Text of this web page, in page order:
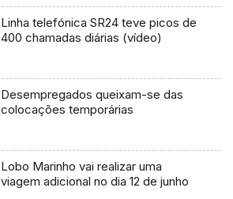
Linha telefónica SR24 teve picos de
400 chamadas diárias (vídeo)
Desempregados queixam-se das
colocações temporárias
Lobo Marinho vai realizar uma
viagem adicional no dia 12 de junho